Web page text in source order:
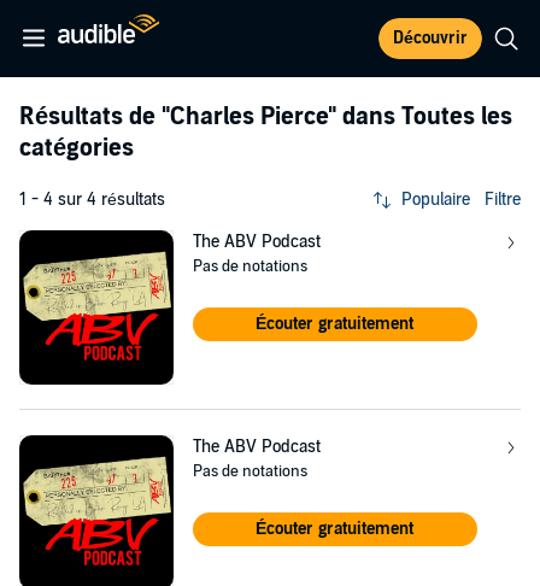
Découvrir
Résultats de "Charles Pierce" dans Toutes les
catégories
1 - 4 sur 4 résultats Populaire Filtre
The ABV Podcast
Pas de notations
Écouter gratuitement
The ABV Podcast
Pas de notations
Écouter gratuitement